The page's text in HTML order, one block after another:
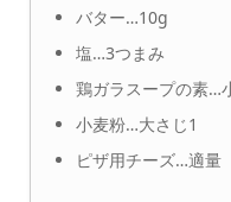
バター…10g
塩…3つまみ
鶏ガラスープの素…
小麦粉…大さじ1
ピザ用チーズ…適量